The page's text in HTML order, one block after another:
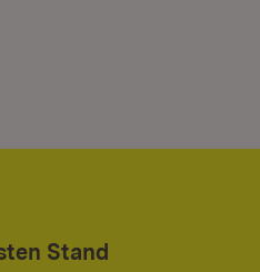
Stand